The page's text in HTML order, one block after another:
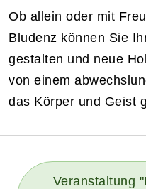
Ob allein oder mit
Bludenz können Sie
gestalten und neue
von einem
das Körper und Geist
Veranstaltung